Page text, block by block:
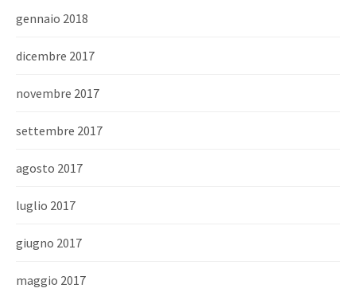
gennaio 2018
dicembre 2017
novembre 2017
settembre 2017
agosto 2017
luglio 2017
giugno 2017
maggio 2017